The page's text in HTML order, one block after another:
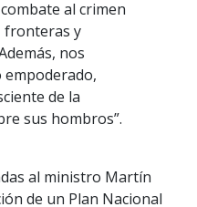
al crimen
fronteras y
nos
de la
sus hombros”.
al ministro Martín
de un Plan Nacional